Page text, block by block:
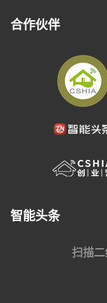
合作伙伴
智能头条
扫描